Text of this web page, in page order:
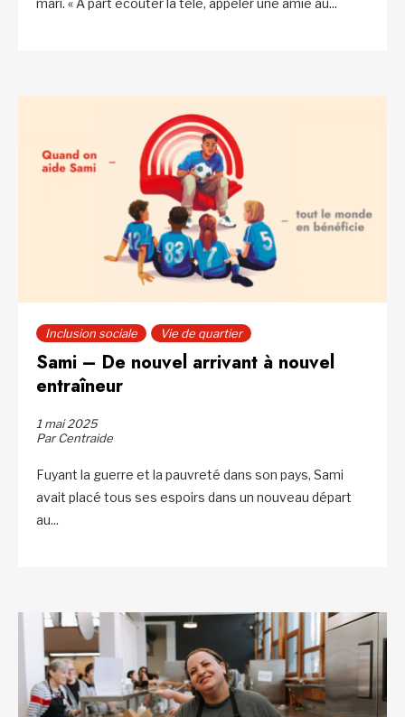
mari. « À part écouter la télé, appeler une amie au...
Inclusion sociale Vie de quartier
Sami – De nouvel arrivant à nouvel
entraîneur
1 mai 2025
Par Centraide
Fuyant la guerre et la pauvreté dans son pays, Sami
avait placé tous ses espoirs dans un nouveau départ
au...